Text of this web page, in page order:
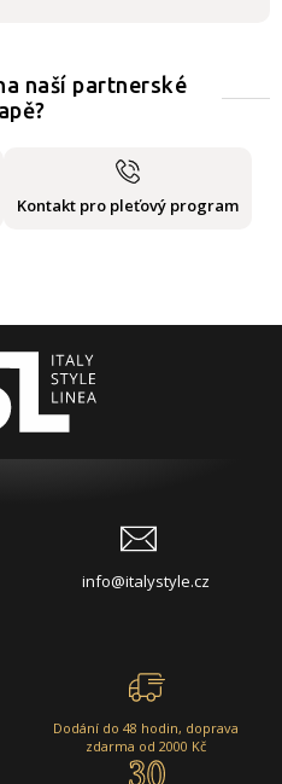
naší partnerské
Kontakt pro pleťový program
info@italystyle.cz
Dodání do 48 hodin, doprava
zdarma od 2000 Kč